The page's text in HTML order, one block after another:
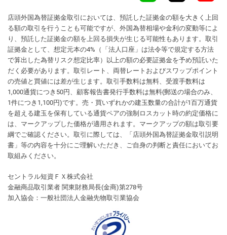
店頭外国為替証拠金取引においては、預託した証拠金の額を大きく上回
る額の取引を行うことも可能ですが、外国為替相場や金利の変動等によ
り、預託した証拠金の額を上回る損失が生じる可能性もあります。取引
証拠金として、想定元本の4%（「法人口座」は法令等で規定する方法
で算出した為替リスク想定比率）以上の額の必要証拠金を予め預託いた
だく必要があります。取引レート、両替レートおよびスワップポイント
の売値と買値には差が生じます。取引手数料は無料、受渡手数料は
1,000通貨につき50円、顧客報告書発行手数料は無料(郵送の場合のみ、
1件につき1,100円)です。売・買いずれかの建玉数量の合計が1百万通貨
を超える建玉を保有している通貨ペアの強制ロスカット時の約定価格に
は、マークアップした価格が適用されます。マークアップの額は取引要
綱でご確認ください。取引に際しては、「店頭外国為替証拠金取引説明
書」等の内容を十分にご理解いただき、ご自身の判断と責任においてお
取組みください。
セントラル短資ＦＸ株式会社
金融商品取引業者 関東財務局長(金商)第278号
加入協会：一般社団法人金融先物取引業協会